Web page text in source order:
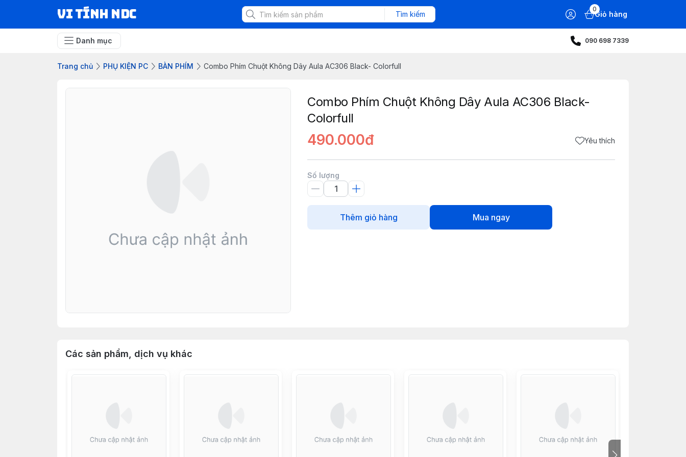
VI TÍNH NDC Tìm kiếm
0
Giỏ hàng
Danh mục 090 698 7339
Trang chủ PHỤ KIỆN PC BÀN PHÍM Combo Phím Chuột Không Dây Aula AC306 Black- Colorfull
Combo Phím Chuột Không Dây Aula AC306 Black-
Colorfull
490.000đ Yêu thích
Số lượng
Thêm giỏ hàng Mua ngay
Các sản phẩm, dịch vụ khác